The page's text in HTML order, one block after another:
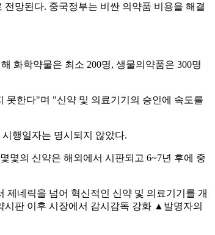
망된다. 중국정부는 비싼 의약품 비용을 해결
화학약물은 최소 200명, 생물의약품은 300명
못한다"며 "신약 및 의료기기의 승인에 속도를
행일자는 명시되지 않았다.
몇의 신약은 해외에서 시판되고 6~7년 후에 중
네릭을 넘어 혁신적인 신약 및 의료기기를 개
판 이후 시장에서 감시감독 강화 ▲발명자의